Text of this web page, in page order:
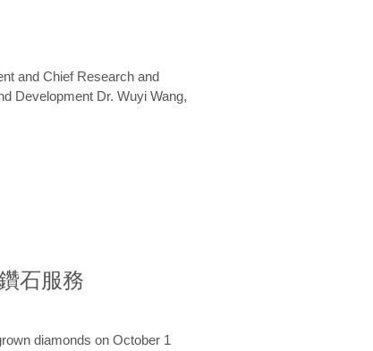
and Chief Research and
Development Dr. Wuyi Wang,
石服務
diamonds on October 1